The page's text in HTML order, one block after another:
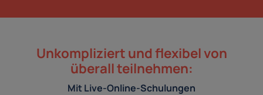
Unkompliziert und flexibel von
überall teilnehmen:
Mit Live-Online-Schulungen